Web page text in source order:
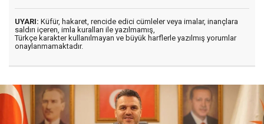
UYARI: Küfür, hakaret, rencide edici cümleler veya imalar, inançlara
saldırı içeren, imla kuralları ile yazılmamış,
Türkçe karakter kullanılmayan ve büyük harflerle yazılmış yorumlar
onaylanmamaktadır.